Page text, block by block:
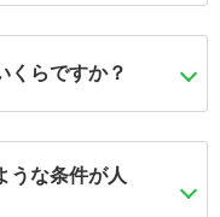
くらですか？
うな条件が人